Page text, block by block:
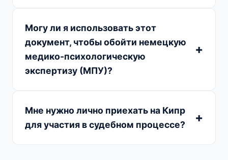
Могу ли я использовать этот
документ, чтобы обойти немецкую
медико-психологическую
экспертизу (МПУ)?
Мне нужно лично приехать на Кипр
для участия в судебном процессе?